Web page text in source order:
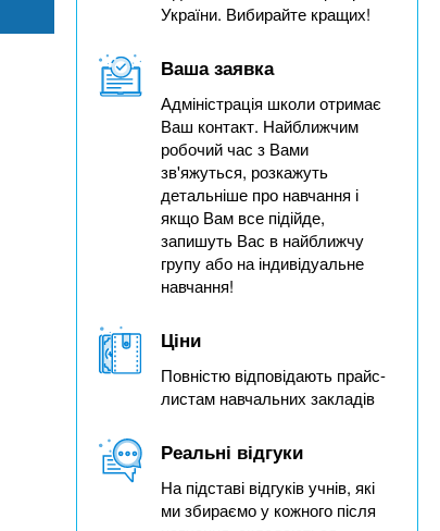
України. Вибирайте кращих!
Ваша заявка
Адміністрація школи отримає
Ваш контакт. Найближчим
робочий час з Вами
зв'яжуться, розкажуть
детальніше про навчання і
якщо Вам все підійде,
запишуть Вас в найближчу
групу або на індивідуальне
навчання!
Ціни
Повністю відповідають прайс-
листам навчальних закладів
Реальні відгуки
На підставі відгуків учнів, які
ми збираємо у кожного після